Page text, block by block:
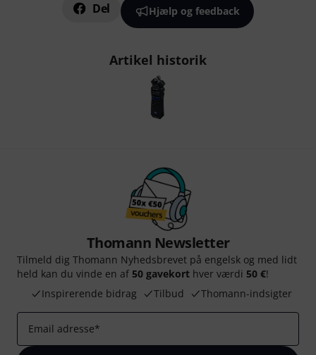
Del Hjælp og feedback
Artikel historik
Thomann Newsletter
Tilmeld dig Thomann Nyhedsbrevet på engelsk og med lidt
held kan du vinde en af 50 gavekort hver værdi 50 €!
Inspirerende bidrag
Tilbud Thomann-indsigter
Email adresse*